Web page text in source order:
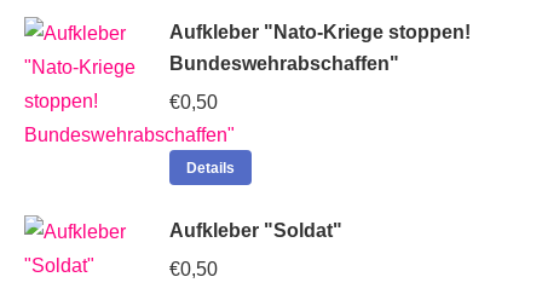
Aufkleber "Nato-Kriege stoppen!
Bundeswehrabschaffen"
€0,50
Details
Aufkleber "Soldat"
€0,50